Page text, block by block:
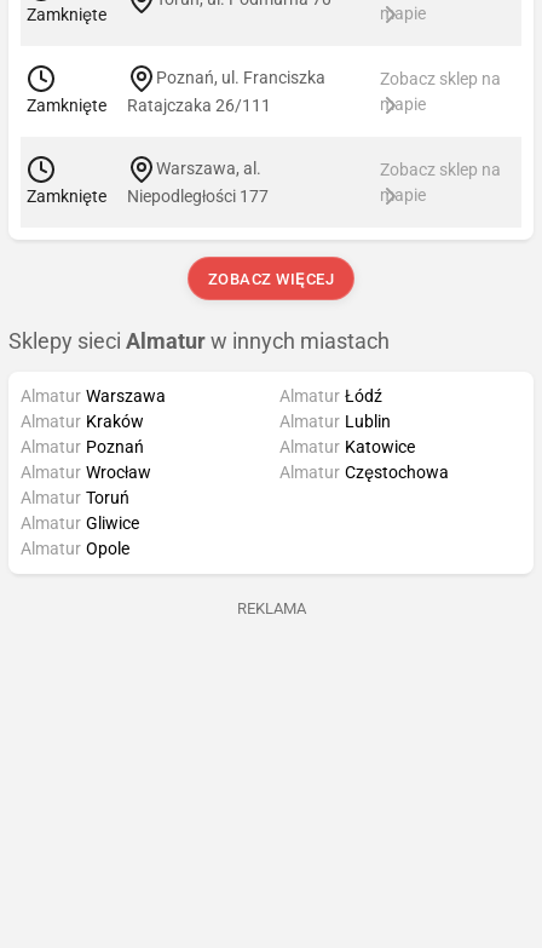
Zamknięte mapie
Zamknięte
Poznań, ul. Franciszka
Ratajczaka 26/111
Zobacz sklep na
mapie
Zamknięte
Warszawa, al.
Niepodległości 177
Zobacz sklep na
mapie
ZOBACZ WIĘCEJ
Sklepy sieci Almatur w innych miastach
Almatur Warszawa
Almatur Kraków
Almatur Poznań
Almatur Wrocław
Almatur Łódź
Almatur Lublin
Almatur Katowice
Almatur Częstochowa
Almatur Toruń
Almatur Gliwice
Almatur Opole
REKLAMA